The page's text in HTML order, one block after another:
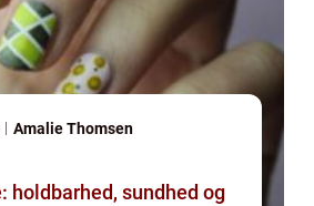
Amalie Thomsen
holdbarhed, sundhed og